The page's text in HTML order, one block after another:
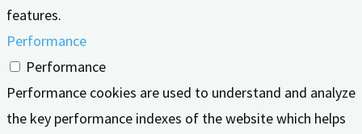
features.
Performance
Performance
Performance cookies are used to understand and analyze
the key performance indexes of the website which helps